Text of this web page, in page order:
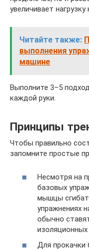
увеличивает нагрузку
Читайте также:
выполнения
машине
Выполните 3–5
каждой руки.
Принципы
Чтобы правильно
запомните простые
Несмотря на
базовых
мышцы
упражнениях
обычно
изоляционных
Для прокачки